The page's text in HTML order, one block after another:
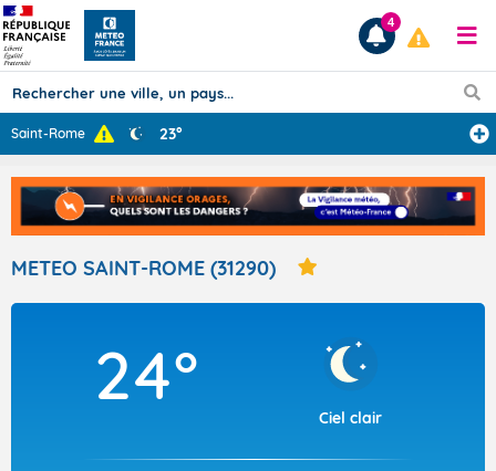
Prévisions
TOUS LES RÉSULTATS
Articles
4
Saint-Rome 23°
METEO SAINT-ROME (31290)
24°
Ciel clair